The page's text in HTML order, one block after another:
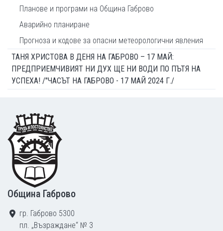
Планове и програми на Община Габрово
Аварийно планиране
Прогноза и кодове за опасни метеорологични явления
ТАНЯ ХРИСТОВА В ДЕНЯ НА ГАБРОВО – 17 МАЙ:
ПРЕДПРИЕМЧИВИЯТ НИ ДУХ ЩЕ НИ ВОДИ ПО ПЪТЯ НА
УСПЕХА! /"ЧАСЪТ НА ГАБРОВО - 17 МАЙ 2024 Г./
Footer
Община Габрово
гр. Габрово 5300
пл. „Възраждане“ № 3